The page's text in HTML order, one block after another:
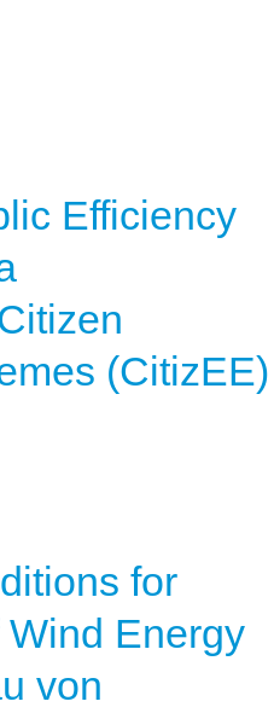
Efficiency
(CitizEE)
for
Energy
von